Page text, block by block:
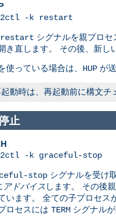
-k restart
restart シグナルを親プロセ
き直します。 その後、新し
使っている場合は、 HUP が
動時は、再起動前に構文チ
止
-k graceful-stop
stop シグナルを受け
アドバイス します。 その後
います。 全ての子プロセス
ロセスには TERM シグナル